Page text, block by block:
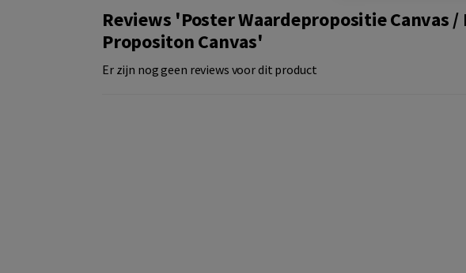
Reviews 'Poster Waardepropositie Canvas /
Propositon Canvas'
Er zijn nog geen reviews voor dit product